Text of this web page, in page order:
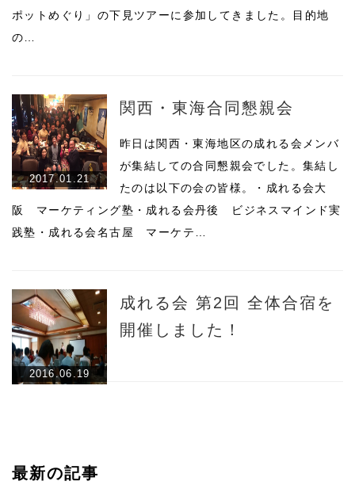
ポットめぐり」の下見ツアーに参加してきました。目的地
の…
2017.01.21
関西・東海合同懇親会
昨日は関西・東海地区の成れる会メンバ
が集結しての合同懇親会でした。集結し
たのは以下の会の皆様。・成れる会大
阪 マーケティング塾・成れる会丹後 ビジネスマインド実
践塾・成れる会名古屋 マーケテ…
2016.06.19
成れる会 第2回 全体合宿を
開催しました！
最新の記事